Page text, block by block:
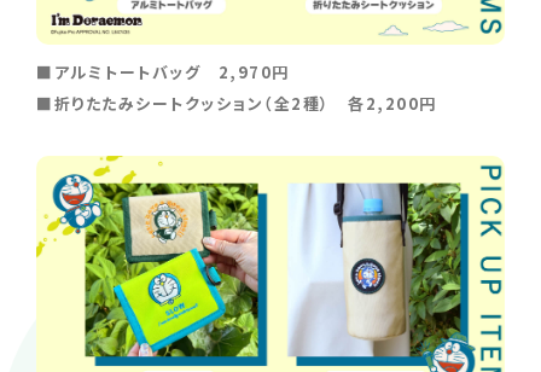
■アルミトートバッグ 2,970円
■折りたたみシートクッション（全2種） 各2,200円